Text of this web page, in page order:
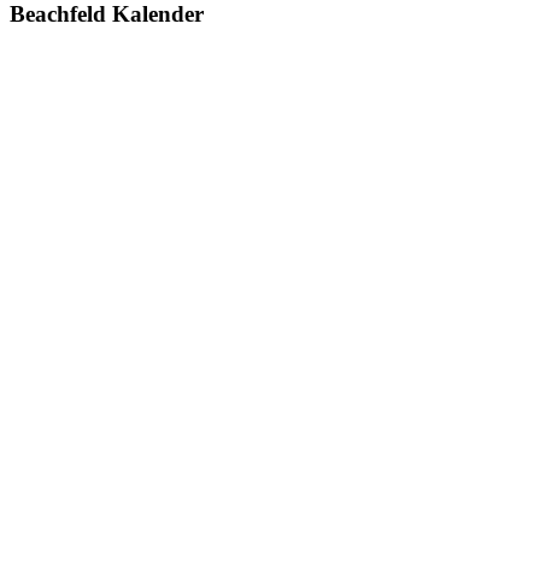
Beachfeld Kalender